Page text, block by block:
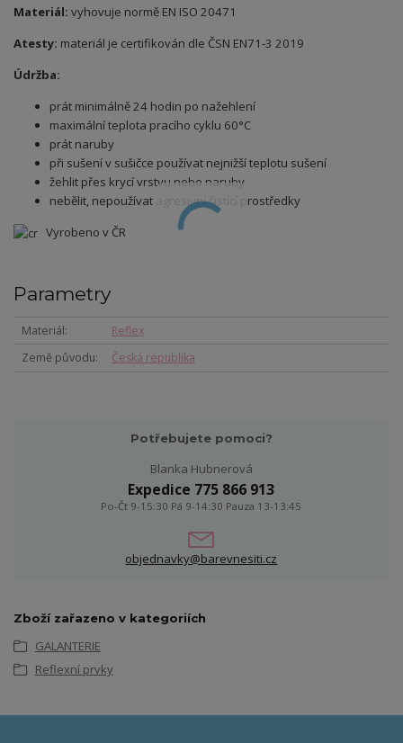
Materiál: vyhovuje normě EN ISO 20471
Atesty: materiál je certifikován dle ČSN EN71-3 2019
Údržba:
prát minimálně 24 hodin po nažehlení
maximální teplota pracího cyklu 60°C
prát naruby
při sušení v sušičce používat nejnižší teplotu sušení
žehlit přes krycí vrstvu nebo naruby
nebělit, nepoužívat agresivní čistící prostředky
Vyrobeno v ČR
Parametry
Materiál
Reflex
Země původu
Česká republika
Potřebujete pomoci?
Blanka Hubnerová
Expedice 775 866 913
Po-Čt 9-15:30 Pá 9-14:30 Pauza 13-13:45
objednavky@barevnesiti.cz
Zboží zařazeno v kategoriích
GALANTERIE
Reflexní prvky